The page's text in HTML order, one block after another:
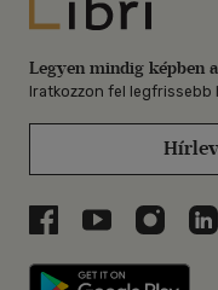
Libri
Legyen mindig képben
Iratkozzon fel legfrissebb
Libri a Facebookon
Libri aLibri